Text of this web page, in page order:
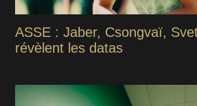
ASSE : Jaber, Csongvaï,
révèlent les datas